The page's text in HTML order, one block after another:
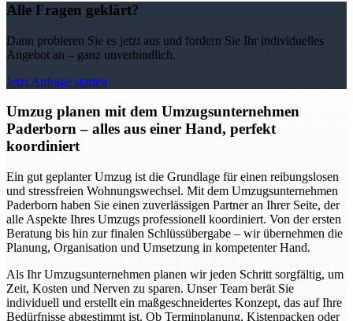
Alle Fragen geklärt?
Dann probieren Sie es jetzt aus und fordern Sie Ihr individuelles
Angebot an – ganz unverbindlich.
Jetzt Anfrage starten
Umzug planen mit dem Umzugsunternehmen
Paderborn – alles aus einer Hand, perfekt
koordiniert
Ein gut geplanter Umzug ist die Grundlage für einen reibungslosen
und stressfreien Wohnungswechsel. Mit dem Umzugsunternehmen
Paderborn haben Sie einen zuverlässigen Partner an Ihrer Seite, der
alle Aspekte Ihres Umzugs professionell koordiniert. Von der ersten
Beratung bis hin zur finalen Schlüssübergabe – wir übernehmen die
Planung, Organisation und Umsetzung in kompetenter Hand.
Als Ihr Umzugsunternehmen planen wir jeden Schritt sorgfältig, um
Zeit, Kosten und Nerven zu sparen. Unser Team berät Sie
individuell und erstellt ein maßgeschneidertes Konzept, das auf Ihre
Bedürfnisse abgestimmt ist. Ob Terminplanung, Kistenpacken oder